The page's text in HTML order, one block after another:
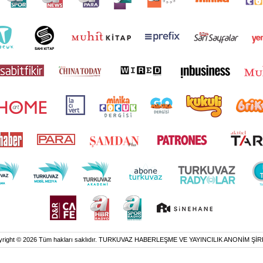
© 2026 Tüm hakları saklıdır. TURKUVAZ HABERLEŞME VE YAYINCILIK ANONİM